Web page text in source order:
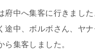
府中へ集客に行きました
中、ボルボさん、ヤ
ら集客しました。